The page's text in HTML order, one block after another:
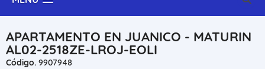
APARTAMENTO EN JUANICO - MATURIN
AL02-2518ZE-LROJ-EOLI
Código. 9907948